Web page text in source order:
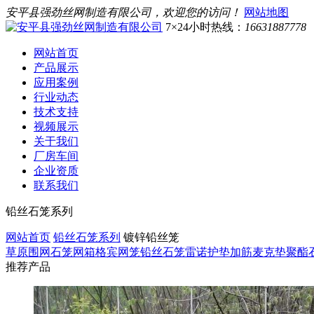
安平县强劲丝网制造有限公司，欢迎您的访问！ 网站地图
7×24小时热线： 16631887778
网站首页
产品展示
应用案例
行业动态
技术支持
视频展示
关于我们
厂房车间
企业资质
联系我们
铅丝石笼系列
网站首页 铅丝石笼系列 镀锌铅丝笼
草原围网石笼网箱格宾网笼铅丝石笼雷诺护垫加筋麦克垫聚酯
推荐产品